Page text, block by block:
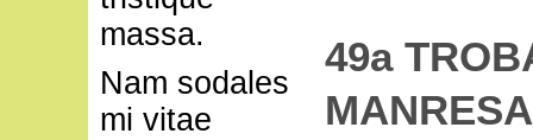
massa.
Nam sodales
mi vitae
49a